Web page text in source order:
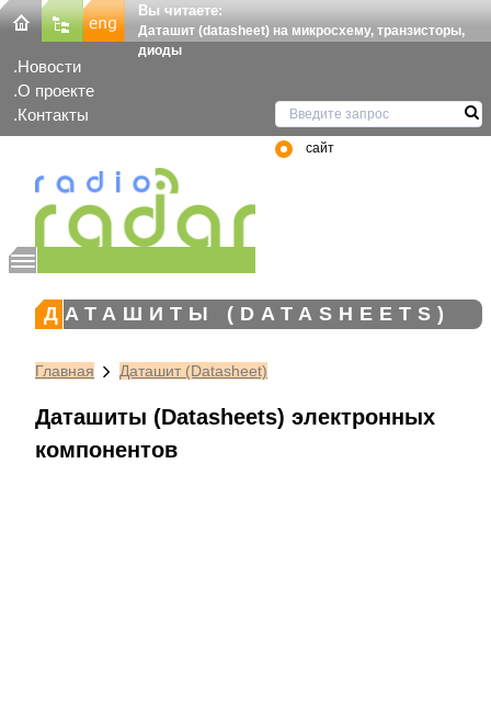
Вы читаете:
Даташит (datasheet) на микросхему, транзисторы,
диоды
Новости
О проекте
Контакты
сайт
ДАТАШИТЫ (DATASHEETS)
Главная Даташит (Datasheet)
Даташиты (Datasheets) электронных
компонентов